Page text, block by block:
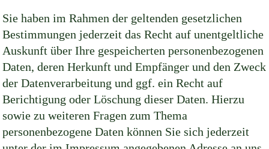
Sie haben im Rahmen der geltenden gesetzlichen
Bestimmungen jederzeit das Recht auf unentgeltliche
Auskunft über Ihre gespeicherten personenbezogenen
Daten, deren Herkunft und Empfänger und den Zweck
der Datenverarbeitung und ggf. ein Recht auf
Berichtigung oder Löschung dieser Daten. Hierzu
sowie zu weiteren Fragen zum Thema
personenbezogene Daten können Sie sich jederzeit